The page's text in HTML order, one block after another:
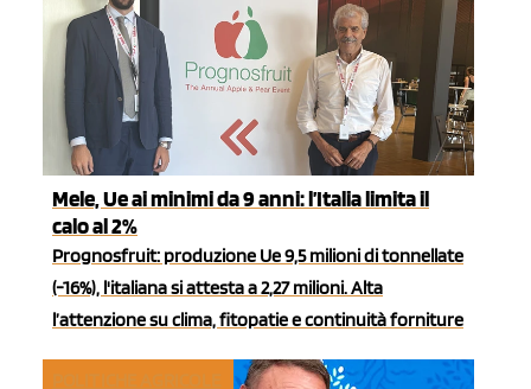
Mele, Ue ai minimi da 9 anni: l’Italia limita il
calo al 2%
Prognosfruit: produzione Ue 9,5 milioni di tonnellate
(-16%), l'italiana si attesta a 2,27 milioni. Alta
l’attenzione su clima, fitopatie e continuità forniture